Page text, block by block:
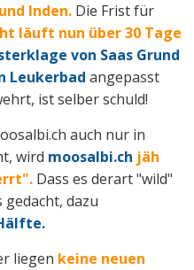
Inden. Die Frist für
läuft nun über 30 Tage
von Saas Grund
Leukerbad angepasst
ist selber schuld!
auch nur in
wird moosalbi.ch jäh
Dass es derart "wild"
dazu
liegen keine neuen